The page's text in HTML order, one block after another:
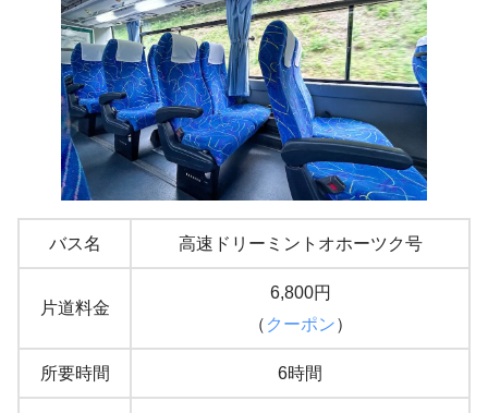
バス名 高速ドリーミントオホーツク号
片道料金
6,800円
（ クーポン）
所要時間 6時間